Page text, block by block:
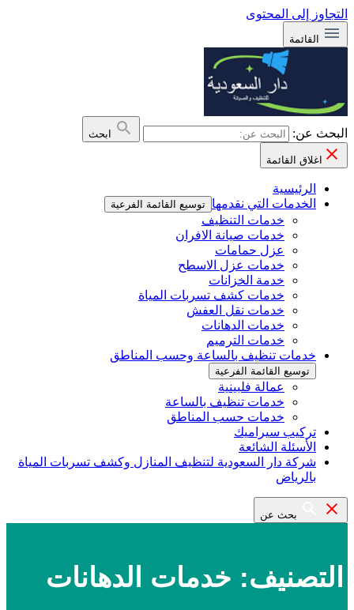
التجاوز إلى المحتوى
القائمة
البحث عن: ابحث
اغلاق القائمة
الرئيسية
الخدمات التي نقدمها توسيع القائمة الفرعية
خدمات التنظيف
خدمات صيانة الافران
عزل حمامات
خدمات عزل الاسطح
خدمة الخزانات
خدمات كشف تسربات المياة
خدمات نقل العفش
خدمات الدهانات
خدمات الترميم
خدمات تنظيف بالساعة وحسب المناطق
توسيع القائمة الفرعية
عمالة فلبينية
خدمات تنظيف بالساعة
خدمات حسب المناطق
تركيب سيراميك
الأسئلة الشائعة
شركة دار السعودية لتنظيف المنازل وكشف تسربات المياة
بالرياض
بحث عن
التصنيف: خدمات الدهانات